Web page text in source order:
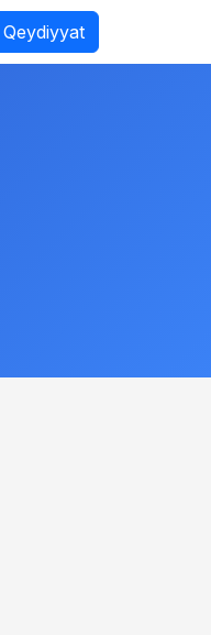
Qeydiyyat